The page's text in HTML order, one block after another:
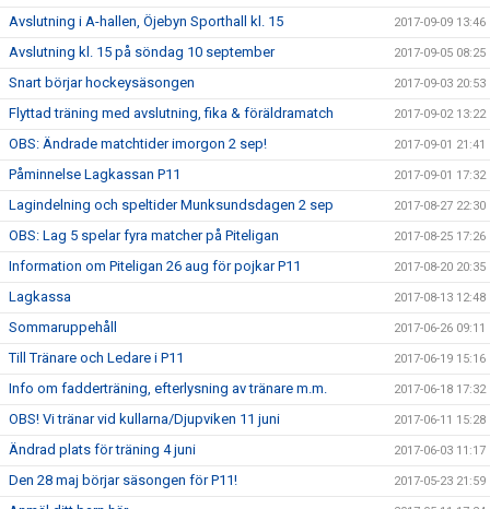
Avslutning i A-hallen, Öjebyn Sporthall kl. 15 2017-09-09 13:46
Avslutning kl. 15 på söndag 10 september 2017-09-05 08:25
Snart börjar hockeysäsongen 2017-09-03 20:53
Flyttad träning med avslutning, fika & föräldramatch 2017-09-02 13:22
OBS: Ändrade matchtider imorgon 2 sep! 2017-09-01 21:41
Påminnelse Lagkassan P11 2017-09-01 17:32
Lagindelning och speltider Munksundsdagen 2 sep 2017-08-27 22:30
OBS: Lag 5 spelar fyra matcher på Piteligan 2017-08-25 17:26
Information om Piteligan 26 aug för pojkar P11 2017-08-20 20:35
Lagkassa 2017-08-13 12:48
Sommaruppehåll 2017-06-26 09:11
Till Tränare och Ledare i P11 2017-06-19 15:16
Info om fadderträning, efterlysning av tränare m.m. 2017-06-18 17:32
OBS! Vi tränar vid kullarna/Djupviken 11 juni 2017-06-11 15:28
Ändrad plats för träning 4 juni 2017-06-03 11:17
Den 28 maj börjar säsongen för P11! 2017-05-23 21:59